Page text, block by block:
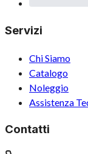
Servizi
Chi Siamo
Catalogo
Noleggio
Assistenza
Contatti